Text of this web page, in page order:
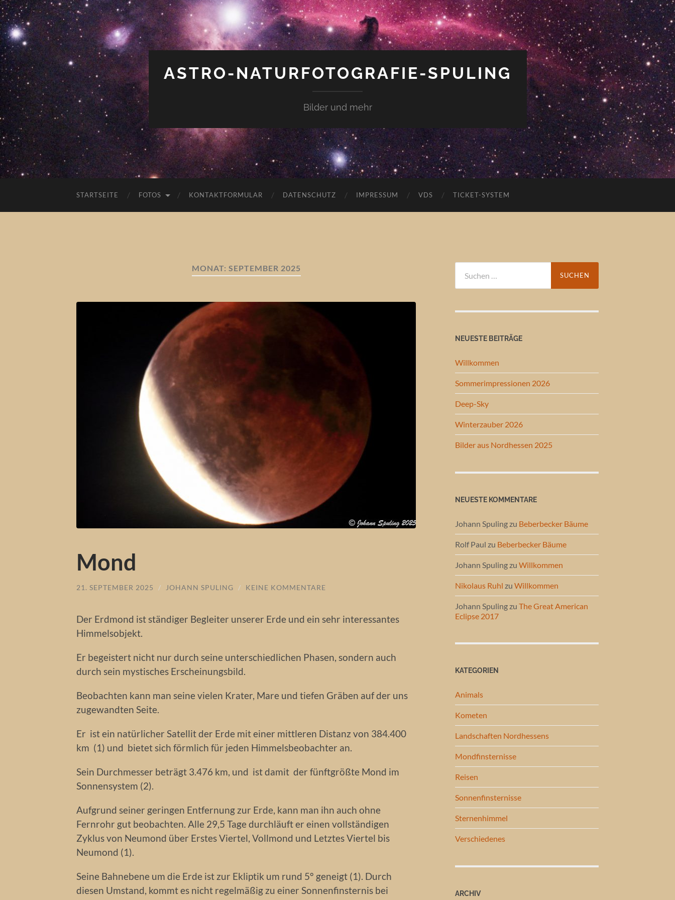
ASTRO-NATURFOTOGRAFIE-SPULING
Bilder und mehr
STARTSEITE FOTOS KONTAKTFORMULAR DATENSCHUTZ IMPRESSUM VDS TICKET-SYSTEM
MONAT: SEPTEMBER 2025
Mond
21. SEPTEMBER 2025 / JOHANN SPULING / KEINE KOMMENTARE
Der Erdmond ist ständiger Begleiter unserer Erde und ein sehr interessantes
Himmelsobjekt.
Er begeistert nicht nur durch seine unterschiedlichen Phasen, sondern auch
durch sein mystisches Erscheinungsbild.
Beobachten kann man seine vielen Krater, Mare und tiefen Gräben auf der uns
zugewandten Seite.
Er ist ein natürlicher Satellit der Erde mit einer mittleren Distanz von 384.400
km (1) und bietet sich förmlich für jeden Himmelsbeobachter an.
Sein Durchmesser beträgt 3.476 km, und ist damit der fünftgrößte Mond im
Sonnensystem (2).
Aufgrund seiner geringen Entfernung zur Erde, kann man ihn auch ohne
Fernrohr gut beobachten. Alle 29,5 Tage durchläuft er einen vollständigen
Zyklus von Neumond über Erstes Viertel, Vollmond und Letztes Viertel bis
Neumond (1).
Seine Bahnebene um die Erde ist zur Ekliptik um rund 5° geneigt (1). Durch
diesen Umstand, kommt es nicht regelmäßig zu einer Sonnenfinsternis bei
nach:
NEUESTE BEITRÄGE
Willkommen
Sommerimpressionen 2026
Deep-Sky
Winterzauber 2026
Bilder aus Nordhessen 2025
NEUESTE KOMMENTARE
Johann Spulingzu Beberbecker Bäume
Rolf Paul zu Beberbecker Bäume
Johann Spulingzu Willkommen
Nikolaus Ruhl zu Willkommen
Johann Spulingzu The Great American
Eclipse 2017
KATEGORIEN
Animals
Kometen
Landschaften Nordhessens
Mondfinsternisse
Reisen
Sonnenfinsternisse
Sternenhimmel
Verschiedenes
ARCHIV